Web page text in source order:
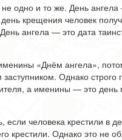
одно и то же. День
крещения человек
ангела — это дата
«Днём ангела»,
заступником. Однако
а именины — это день
человека крестили в
крестили. Однако это не